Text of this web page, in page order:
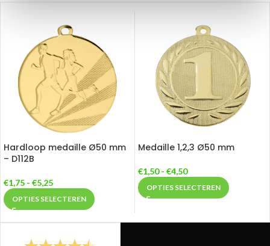
Hardloop medaille Ø50 mm
– D112B
€1,75 - €5,25
OPTIES SELECTEREN
Medaille 1,2,3 Ø50 mm
€1,50 - €4,50
OPTIES SELECTEREN